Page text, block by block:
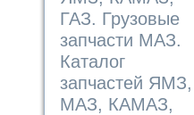
ГАЗ. Грузовые
запчасти МАЗ.
Каталог
запчастей ЯМЗ,
МАЗ, КАМАЗ,